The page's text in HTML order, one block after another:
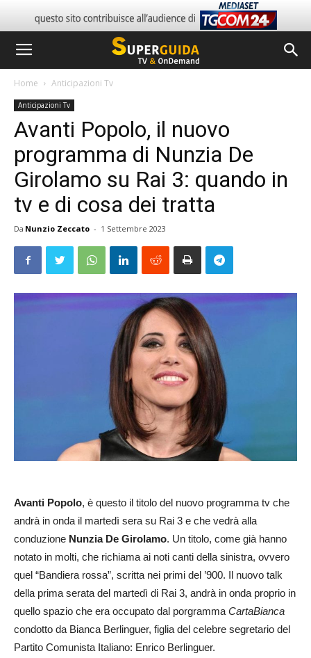
Home Anticipazioni Tv
Anticipazioni Tv
Avanti Popolo, il nuovo
programma di Nunzia De
Girolamo su Rai 3: quando in
tv e di cosa dei tratta
Da Nunzio Zeccato - 1 Settembre 2023
Avanti Popolo, è questo il titolo del nuovo programma tv che
andrà in onda il martedì sera su Rai 3 e che vedrà alla
conduzione Nunzia De Girolamo. Un titolo, come già hanno
notato in molti, che richiama ai noti canti della sinistra, ovvero
quel “Bandiera rossa”, scritta nei primi del ’900. Il nuovo talk
della prima serata del martedì di Rai 3, andrà in onda proprio in
quello spazio che era occupato dal porgramma CartaBianca
condotto da Bianca Berlinguer, figlia del celebre segretario del
Partito Comunista Italiano: Enrico Berlinguer.